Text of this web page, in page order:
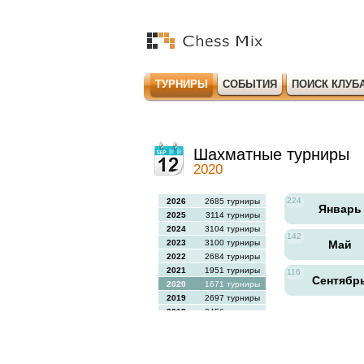
ТУРНИРЫ СОБЫТИЯ ПОИСК
Шахматные турниры
2020
2026
2685 турниры
2025
3114 турниры
2024
3104 турниры
2023
3100 турниры
2022
2684 турниры
2021
1951 турниры
2020
1671 турниры
2019
2697 турниры
2018
2456 турниры
224
Январь
142
Май
116